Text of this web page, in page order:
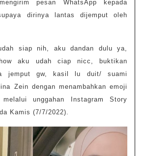
nih,
dandan
dulu
ya
pesan WhatsApp kepada
dirinya lantas dijemput oleh
siap nih, aku dandan dulu ya,
aku udah ciap nicc, buktikan
jemput gw, kasil lu duit/ suami
Zein dengan menambahkan emoji
unggahan Instagram Story
Kamis (7/7/2022).